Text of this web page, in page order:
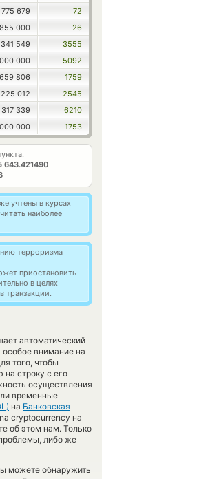
679
72
855 000
26
341 549
3555
000
5092
806
1759
225 012
2545
339
6210
000 1753
643.421490
учтены в курсах
наиболее
терроризма
приостановить
в целях
транзакции.
автоматический
внимание на
того, чтобы
строку с его
осуществления
временные
на Банковская
cryptocurrency на
об этом нам. Только
либо же
можете обнаружить